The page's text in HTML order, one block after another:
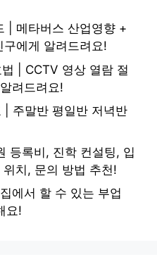
| 메타버스 산업영향 +
에게 알려드려요!
| CCTV 영상 열람 절
려드려요!
| 주말반 평일반 저녁반
등록비, 진학 컨설팅, 입
치, 문의 방법 추천!
에서 할 수 있는 부업
요!